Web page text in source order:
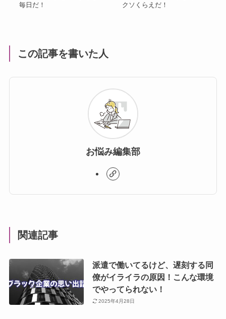
毎日だ！
クソくらえだ！
この記事を書いた人
お悩み編集部
関連記事
派遣で働いてるけど、遅刻する同
僚がイライラの原因！こんな環境
でやってられない！
2025年4月28日